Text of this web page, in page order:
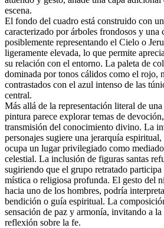
escena.
El fondo del cuadro está construido con
caracterizado por árboles frondosos y una
posiblemente representando el Cielo o
ligeramente elevada, lo que permite
su relación con el entorno. La paleta de
dominada por tonos cálidos como el rojo,
contrastados con el azul intenso de las
central.
Más allá de la representación literal de una
pintura parece explorar temas de
transmisión del conocimiento divino. La
personajes sugiere una jerarquía
ocupa un lugar privilegiado como
celestial. La inclusión de figuras santas
sugiriendo que el grupo retratado participa
mística o religiosa profunda. El gesto del
hacia uno de los hombres, podría
bendición o guía espiritual. La
sensación de paz y armonía, invitando a
reflexión sobre la fe.